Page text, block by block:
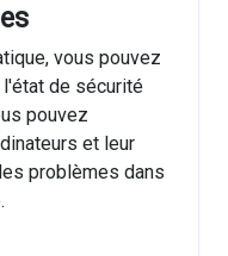
vous pouvez
de sécurité
pouvez
et leur
problèmes dans